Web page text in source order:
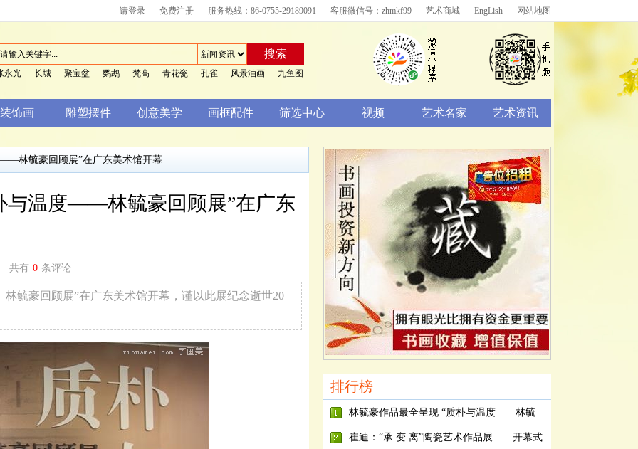
请登录 免费注册 服务热线：86-0755-29189091 客服微信号：zhmkf99 艺术商城 EngLish 网站地图
搜索
永光 长城 聚宝盆 鹦鹉 梵高 青花瓷 孔雀 风景油画 九鱼图
装饰画 雕塑摆件 创意美学 画框配件 筛选中心 视频 艺术名家 艺术资讯
林毓豪回顾展”在广东美术馆开幕
与温度——林毓豪回顾展”在广东
共有 0 条评论
毓豪回顾展”在广东美术馆开幕，谨以此展纪念逝世20
排行榜
林毓豪作品最全呈现 “质朴与温度——林毓
豪回顾展”在广东美术馆开幕
崔迪：“承 变 离”陶瓷艺术作品展——开幕式